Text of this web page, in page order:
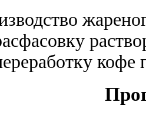
кофе